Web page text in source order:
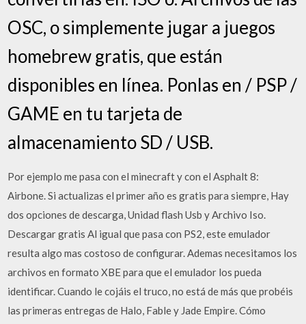
OSC, o simplemente jugar a juegos
homebrew gratis, que están
disponibles en línea. Ponlas en / PSP /
GAME en tu tarjeta de
almacenamiento SD / USB.
Por ejemplo me pasa con el minecraft y con el Asphalt 8:
Airbone. Si actualizas el primer año es gratis para siempre, Hay
dos opciones de descarga, Unidad flash Usb y Archivo Iso.
Descargar gratis Al igual que pasa con PS2, este emulador
resulta algo mas costoso de configurar. Ademas necesitamos los
archivos en formato XBE para que el emulador los pueda
identificar. Cuando le cojáis el truco, no está de más que probéis
las primeras entregas de Halo, Fable y Jade Empire. Cómo